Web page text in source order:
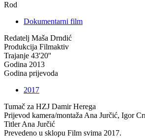
Rod
Dokumentarni film
Redatelj Maša Drndić
Produkcija Filmaktiv
Trajanje 43'20''
Godina 2013
Godina prijevoda
2017
Tumač za HZJ Damir Herega
Prijevod kamera/montaža Ana Jurčić, Igor
TitlerAna Jurčić
Prevedeno u sklopu Film svima 2017.